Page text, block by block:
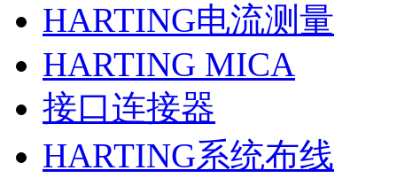
HARTING电流测量
HARTING MICA
接口连接器
HARTING系统布线